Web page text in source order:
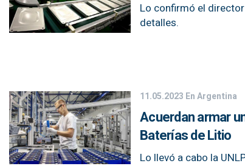
Lo confirmó el
detalles.
11.05.2023 En Argentina
Acuerdan armar
Baterías de Litio
Lo llevó a cabo la